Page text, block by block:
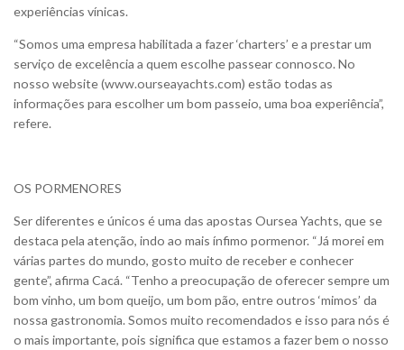
experiências vínicas.
“Somos uma empresa habilitada a fazer ‘charters’ e a prestar um
serviço de excelência a quem escolhe passear connosco. No
nosso website (www.ourseayachts.com) estão todas as
informações para escolher um bom passeio, uma boa experiência”,
refere.
OS PORMENORES
Ser diferentes e únicos é uma das apostas Oursea Yachts, que se
destaca pela atenção, indo ao mais ínfimo pormenor. “Já morei em
várias partes do mundo, gosto muito de receber e conhecer
gente”, afirma Cacá. “Tenho a preocupação de oferecer sempre um
bom vinho, um bom queijo, um bom pão, entre outros ‘mimos’ da
nossa gastronomia. Somos muito recomendados e isso para nós é
o mais importante, pois significa que estamos a fazer bem o nosso